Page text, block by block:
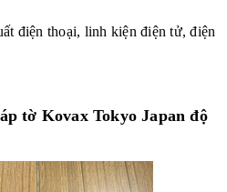
điện thoại, linh kiện điện tử, điện
tờ Kovax Tokyo Japan độ